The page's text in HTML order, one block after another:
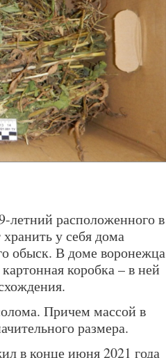
летний расположенного в
у себя дома
обыск. В доме воронежца
коробка – в ней
Причем массой в
размера.
в конце июня 2021 года